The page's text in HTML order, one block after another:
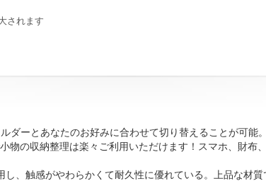
されます
ダーとあなたのお好みに合わせて切り替えることが可能。
物の収納整理は楽々ご利用いただけます！スマホ、財布
し、触感がやわらかくて耐久性に優れている。上品な材